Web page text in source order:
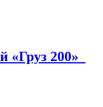
«Груз 200»